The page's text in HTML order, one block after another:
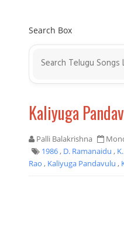
Search Box
Kaliyuga
Palli Balakrishna
1986, D. Ramanaidu ,
Rao , Kaliyuga Pandavulu ,